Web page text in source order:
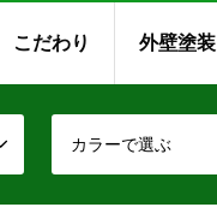
こだわり 外壁塗装
カラーで選ぶ